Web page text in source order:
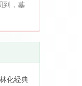
到，墓
化经典